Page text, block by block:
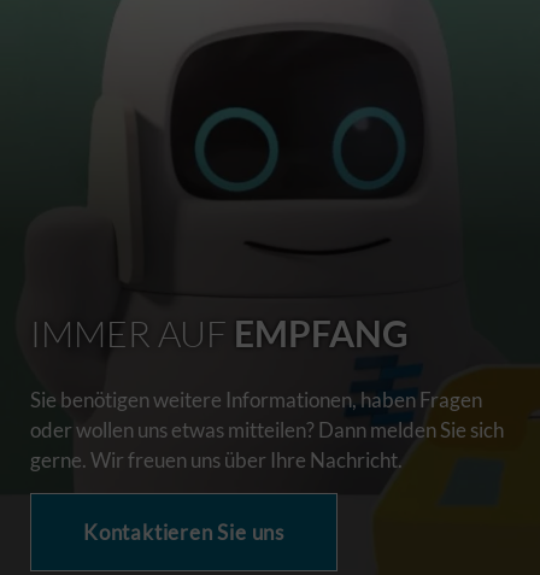
IMMER AUF EMPFANG
Sie benötigen weitere Informationen, haben Fragen
oder wollen uns etwas mitteilen? Dann melden Sie sich
gerne. Wir freuen uns über Ihre Nachricht.
Kontaktieren Sie uns